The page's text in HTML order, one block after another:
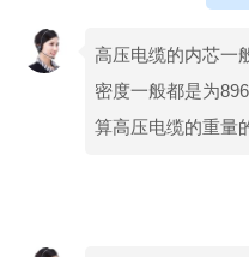
高压电缆的内芯一
密度一般都是为
算高压电缆的重量